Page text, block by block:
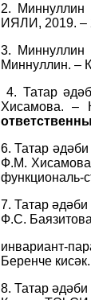
2. Миннуллин
ИЯЛИ, 2019. –
3. Миннуллин
Миннуллин. –
4. Татар
Хисамова. –
6. Татар
Ф.М. Хисамова.
функциональ-
7. Татар
Ф.С.
инвариант-
Беренче
8. Татар